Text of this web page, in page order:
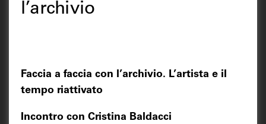
l’archivio
Faccia a faccia con l’archivio. L’artista e il
tempo riattivato
Incontro con Cristina Baldacci